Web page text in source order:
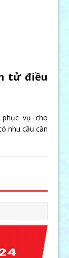
tử điều
vụ cho
nhu cầu cần